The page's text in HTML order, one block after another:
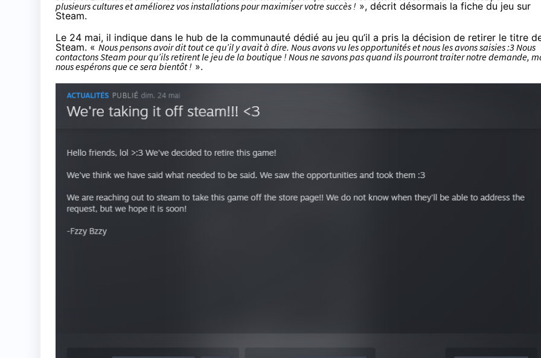
plusieurs cultures et améliorez vos installations pour maximiser votre succès ! », décrit désormais la fiche du jeu sur
Steam.
Le 24 mai, il indique dans le hub de la communauté dédié au jeu qu’il a pris la décision de retirer le titre
Steam. « Nous pensons avoir dit tout ce qu’il y avait à dire. Nous avons vu les opportunités et nous les avons saisies :3 Nous
contactons Steam pour qu’ils retirent le jeu de la boutique ! Nous ne savons pas quand ils pourront traiter notre demande,
nous espérons que ce sera bientôt ! ».